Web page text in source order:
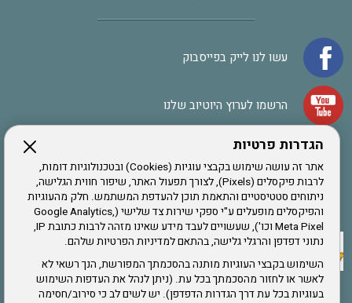
הגדרות פרטיות
אתר זה עושה שימוש בקבצי עוגיות (Cookies) ובטכנולוגיות דומות,
לרבות פיקסלים (Pixels), לצורך תפעול האתר, שיפור חווית הגלישה,
ניתוחים סטטיסטיים והתאמת תוכן להעדפת המשתמש. חלק מהעוגיות
והפיקסלים מופעלים ע"י ספקי שירות צד שלישי (Google Analytics,
Meta Pixel וכו'), שעשויים לעבד מידע שאינו מזהה לרבות כתובת IP,
נתוני דפדפן והרגלי גלישה, בהתאם למדיניות הפרטיות שלהם.
השימוש בקבצי העוגיות מותנה בהסכמתך המפורשת, הנך רשאי לא
לאשר או לחזור מהסכמתך בכל עת. (ניתן לנהל את העדפות השימוש
בעוגיות בכל עת דרך הגדרות הדפדפן). יש לשים לב כי סירוב/חסימה
עשו לנו לייק בפייסבוק
הרשמו לערוץ היוטיוב שלנו
אתר צה"ל
תקנון האתר